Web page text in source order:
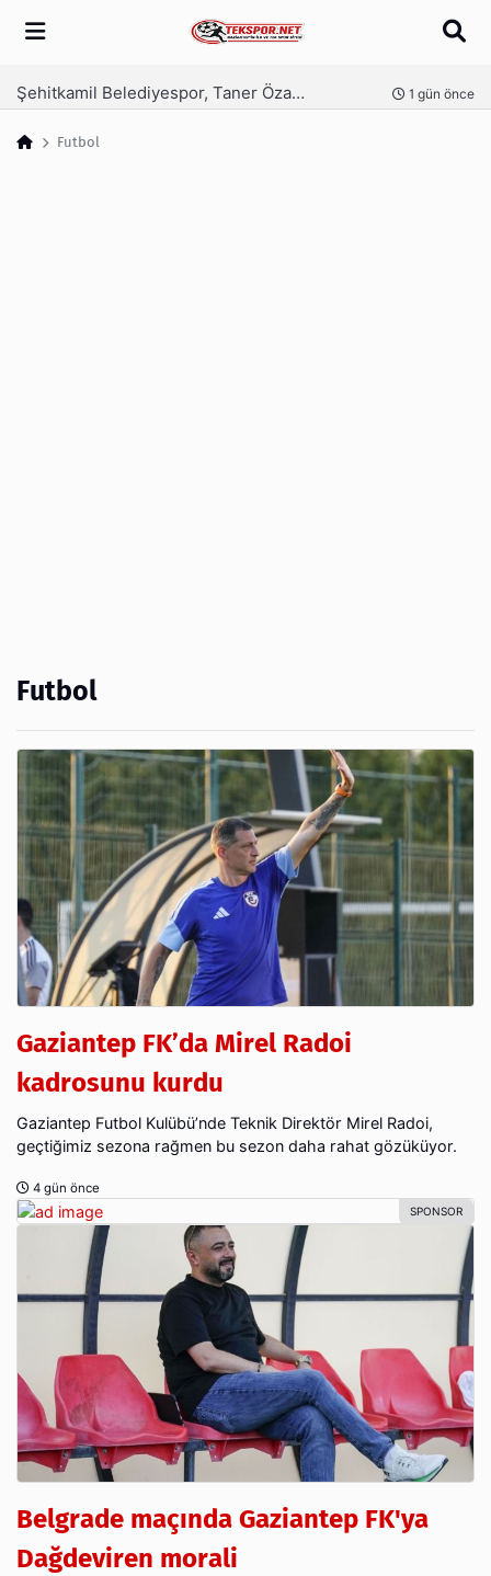
Arama
Şehitkamil Belediyespor, Taner Özaykut ile devam dedi 1 gün önce
Futbol
Futbol
Gaziantep FK’da Mirel Radoi
kadrosunu kurdu
Gaziantep Futbol Kulübü’nde Teknik Direktör Mirel Radoi,
geçtiğimiz sezona rağmen bu sezon daha rahat gözüküyor.
4 gün önce
Belgrade maçında Gaziantep FK'ya
Dağdeviren morali